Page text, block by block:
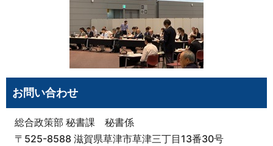
お問い合わせ
総合政策部 秘書課 秘書係
〒525-8588 滋賀県草津市草津三丁目13番30号